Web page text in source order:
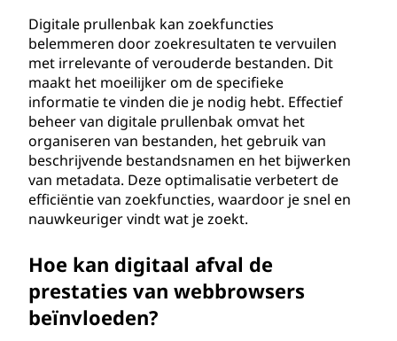
Digitale prullenbak kan zoekfuncties
belemmeren door zoekresultaten te vervuilen
met irrelevante of verouderde bestanden. Dit
maakt het moeilijker om de specifieke
informatie te vinden die je nodig hebt. Effectief
beheer van digitale prullenbak omvat het
organiseren van bestanden, het gebruik van
beschrijvende bestandsnamen en het bijwerken
van metadata. Deze optimalisatie verbetert de
efficiëntie van zoekfuncties, waardoor je snel en
nauwkeuriger vindt wat je zoekt.
Hoe kan digitaal afval de
prestaties van webbrowsers
beïnvloeden?